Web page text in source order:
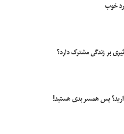
خوب
بر زندگی مشترک دارد؟
پس همسر بدی هستید!